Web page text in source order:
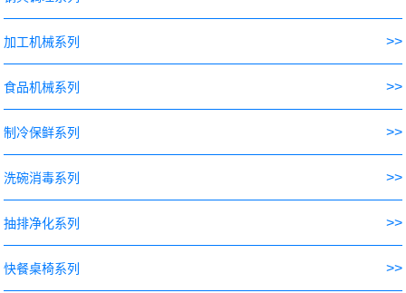
加工机械系列 >>
食品机械系列 >>
制冷保鲜系列 >>
洗碗消毒系列 >>
抽排净化系列 >>
快餐桌椅系列 >>